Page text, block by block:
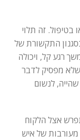
בטיפול. זה תלוי
התקשורת של
רגע קל, ויכולה
מפסיק לדבר
לנשום
אצל הלקוח
מעורבות של איש